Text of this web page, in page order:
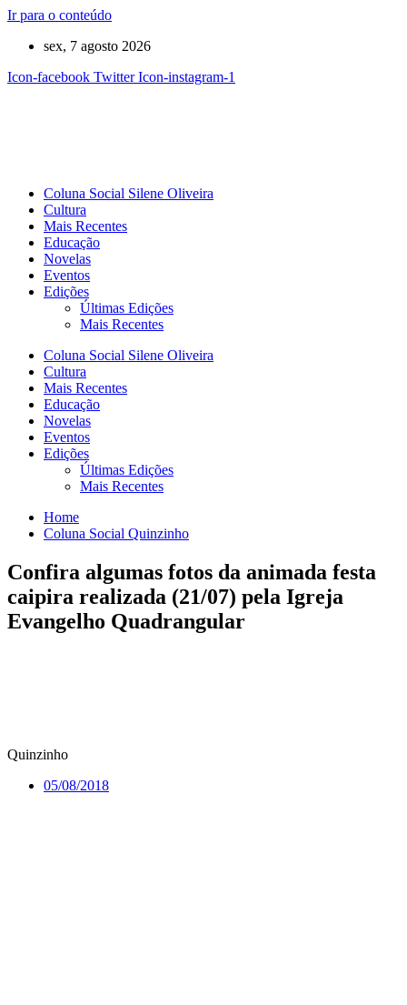
Ir para o conteúdo
sex, 7 agosto 2026
Icon-facebook Twitter Icon-instagram-1
Coluna Social Silene Oliveira
Cultura
Mais Recentes
Educação
Novelas
Eventos
Edições
Últimas Edições
Mais Recentes
Coluna Social Silene Oliveira
Cultura
Mais Recentes
Educação
Novelas
Eventos
Edições
Últimas Edições
Mais Recentes
Home
Coluna Social Quinzinho
Confira algumas fotos da animada festa
caipira realizada (21/07) pela Igreja
Evangelho Quadrangular
Quinzinho
05/08/2018